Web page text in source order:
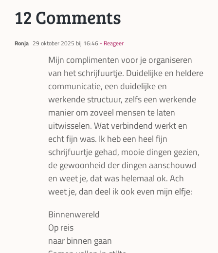
12 Comments
Ronja 29 oktober 2025 bij 16:46- Reageer
Mijn complimenten voor je organiseren
van het schrijfuurtje. Duidelijke en heldere
communicatie, een duidelijke en
werkende structuur, zelfs een werkende
manier om zoveel mensen te laten
uitwisselen. Wat verbindend werkt en
echt fijn was. Ik heb een heel fijn
schrijfuurtje gehad, mooie dingen gezien,
de gewoonheid der dingen aanschouwd
en weet je, dat was helemaal ok. Ach
weet je, dan deel ik ook even mijn elfje:
Binnenwereld
Op reis
naar binnen gaan